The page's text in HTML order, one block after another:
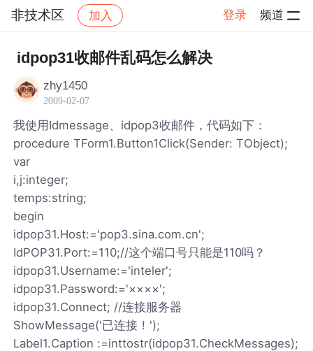
非技术区 加入 登录 频道
社区 非技术区 帖子详情
idpop31收邮件乱码怎么解决
zhy1450
2009-02-07
我使用Idmessage、idpop3收邮件，代码如下：
procedure TForm1.Button1Click(Sender: TObject);
var
i,j:integer;
temps:string;
begin
idpop31.Host:='pop3.sina.com.cn';
IdPOP31.Port:=110;//这个端口号只能是110吗？
idpop31.Username:='inteler';
idpop31.Password:='××××';
idpop31.Connect; //连接服务器
ShowMessage('已连接！');
Label1.Caption :=inttostr(idpop31.CheckMessages);